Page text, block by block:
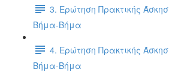
3. Ερώτηση Πρακτικής
Βήμα-Βήμα
4. Ερώτηση Πρακτικής
Βήμα-Βήμα